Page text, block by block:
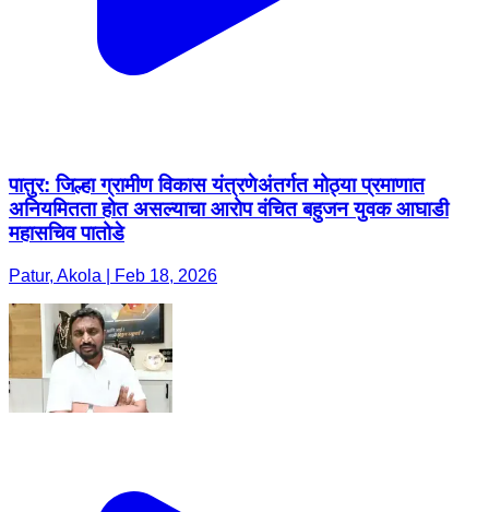
पातुर: जिल्हा ग्रामीण विकास यंत्रणेअंतर्गत मोठ्या प्रमाणात
अनियमितता होत असल्याचा आरोप वंचित बहुजन युवक आघाडी
महासचिव पातोडे
Patur, Akola | Feb 18, 2026